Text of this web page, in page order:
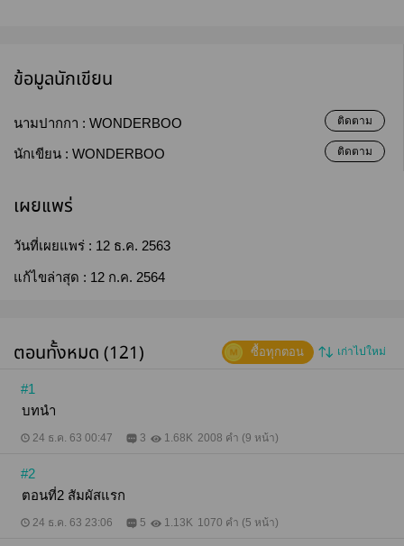
ข้อมูลนักเขียน
นามปากกา : WONDERBOO ติดตาม
นักเขียน : WONDERBOO ติดตาม
เผยแพร่
วันที่เผยแพร่ : 12 ธ.ค. 2563
แก้ไขล่าสุด : 12 ก.ค. 2564
ตอนทั้งหมด (121) เก่าไปใหม่
ซื้อทุกตอน
#1
บทนำ
24 ธ.ค. 63 00:47 3 1.68K 2008 คำ (9 หน้า)
#2
ตอนที่2 สัมผัสแรก
24 ธ.ค. 63 23:06 5 1.13K 1070 คำ (5 หน้า)